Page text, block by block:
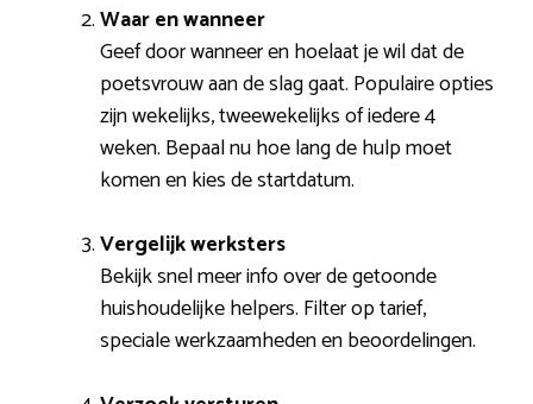
Waar en wanneer
Geef door wanneer en hoelaat je wil dat de
poetsvrouw aan de slag gaat. Populaire opties
zijn wekelijks, tweewekelijks of iedere 4
weken. Bepaal nu hoe lang de hulp moet
komen en kies de startdatum.
Vergelijk werksters
Bekijk snel meer info over de getoonde
huishoudelijke helpers. Filter op tarief,
speciale werkzaamheden en beoordelingen.